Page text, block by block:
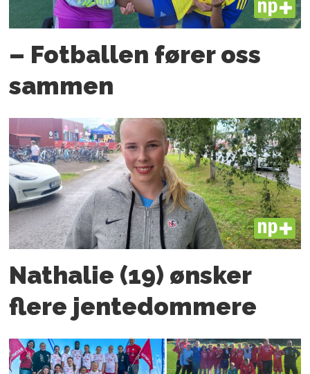
PLUS
– Fotballen fører oss
sammen
PLUS
Nathalie (19) ønsker
flere jente­­dommere